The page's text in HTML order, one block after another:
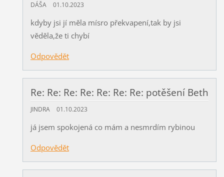
DÁŠA 01.10.2023
kdyby jsi jí měla mísro překvapení,tak by jsi
věděla,že ti chybí
Odpovědět
Re: Re: Re: Re: Re: Re: Re: potěšení Beth
JINDRA 01.10.2023
já jsem spokojená co mám a nesmrdím rybinou
Odpovědět